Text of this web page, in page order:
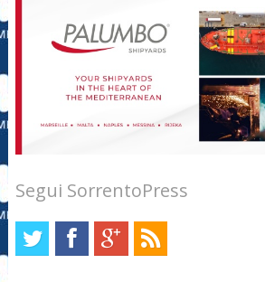
Segui SorrentoPress